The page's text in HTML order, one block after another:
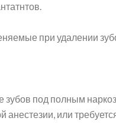
при удалении
зубов под полным
анестезии, или